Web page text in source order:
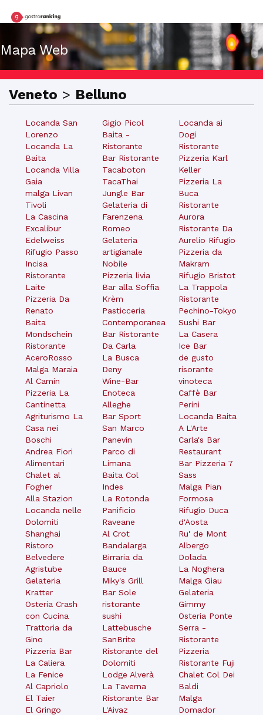
Mapa Web
Veneto > Belluno
Locanda San
Lorenzo
Locanda La
Baita
Locanda Villa
Gaia
malga Livan
Tivoli
La Cascina
Excalibur
Edelweiss
Rifugio Passo
Incisa
Ristorante
Laite
Pizzeria Da
Renato
Baita
Mondschein
Ristorante
AceroRosso
Malga Maraia
Al Camin
Pizzeria La
Cantinetta
Agriturismo La
Casa nei
Boschi
Andrea Fiori
Alimentari
Chalet al
Fogher
Alla Stazion
Locanda nelle
Dolomiti
Shanghai
Ristoro
Belvedere
Agristube
Gelateria
Kratter
Osteria Crash
con Cucina
Trattoria da
Gino
Pizzeria Bar
La Caliera
La Fenice
Al Capriolo
El Taier
El Gringo
Gigio Picol
Baita -
Ristorante
Bar Ristorante
Tacaboton
TacaThai
Jungle Bar
Gelateria di
Farenzena
Romeo
Gelateria
artigianale
Nobile
Pizzeria livia
Bar alla Soffia
Krèm
Pasticceria
Contemporanea
Bar Ristorante
Da Carla
La Busca
Deny
Wine-Bar
Enoteca
Alleghe
Bar Sport
San Marco
Panevin
Parco di
Limana
Baita Col
Indes
La Rotonda
Panificio
Raveane
Al Crot
Bandalarga
Birraria da
Bauce
Miky's Grill
Bar Sole
ristorante
sushi
Lattebusche
SanBrite
Ristorante del
Dolomiti
Lodge Alverà
La Taverna
Ristorante Bar
L'Aivaz
Locanda ai
Dogi
Ristorante
Pizzeria Karl
Keller
Pizzeria La
Buca
Ristorante
Aurora
Ristorante Da
Aurelio Rifugio
Pizzeria da
Makram
Rifugio Bristot
La Trappola
Ristorante
Pechino-Tokyo
Sushi Bar
La Casera
Ice Bar
de gusto
risorante
vinoteca
Caffè Bar
Perini
Locanda Baita
A L'Arte
Carla's Bar
Restaurant
Bar Pizzeria 7
Sass
Malga Pian
Formosa
Rifugio Duca
d'Aosta
Ru' de Mont
Albergo
Dolada
La Noghera
Malga Giau
Gelateria
Gimmy
Osteria Ponte
Serra -
Ristorante
Pizzeria
Ristorante Fuji
Chalet Col Dei
Baldi
Malga
Domador